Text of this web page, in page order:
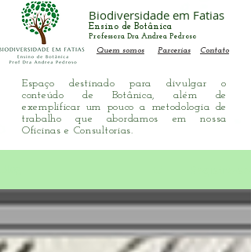
Biodiversidade em Fatias
Ensino de Botânica
Professora Dra Andrea Pedroso
Quem somos
Parcerias Contato
Espaço destinado para divulgar o
conteúdo de Botânica, além de
exemplificar um pouco a metodologia de
trabalho que abordamos em nossa
Oficinas e Consultorias.